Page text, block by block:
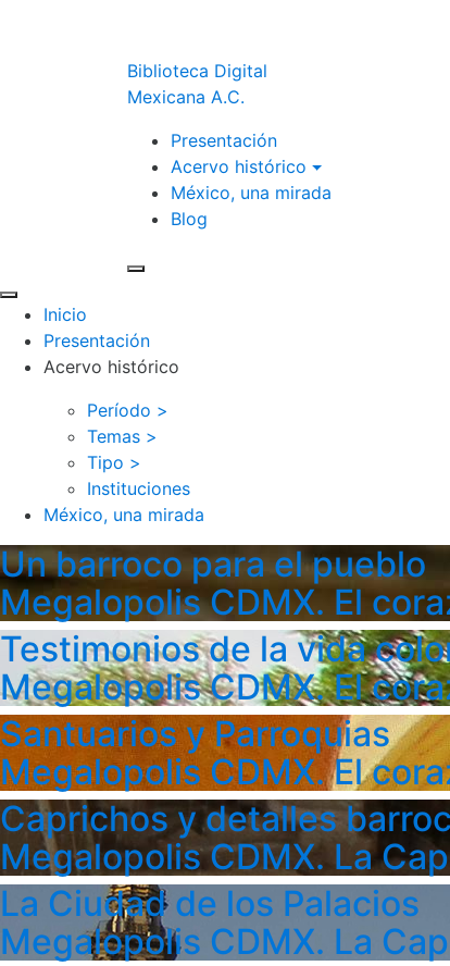
Biblioteca Digital
Mexicana A.C.
Presentación
Acervo histórico
México, una mirada
Blog
Inicio
Presentación
Acervo histórico
Período >
Temas >
Tipo >
Instituciones
México, una mirada
Un barroco para el pueblo
Megalopolis CDMX. El
Testimonios de la vida
Megalopolis CDMX. El
Santuarios y Parroquias
Megalopolis CDMX. El
Caprichos y detalles
Megalopolis CDMX. La
La Ciudad de los Palacios
Megalopolis CDMX. La